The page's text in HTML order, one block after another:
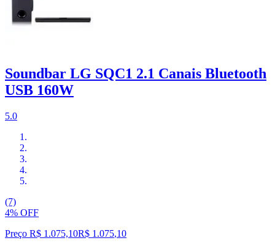
Soundbar LG SQC1 2.1 Canais Bluetooth
USB 160W
5.0
(7)
4% OFF
Preço R$ 1.075,10R$ 1.075,10